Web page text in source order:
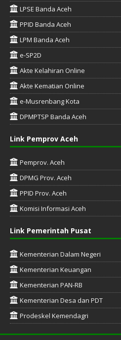
LPSE Banda Aceh
PPID Banda Aceh
LPM Banda Aceh
e-SP2D
Akte Kelahiran Online
Akte Kematian Online
e-Musrenbang Kota
DPMPTSP Banda Aceh
Link Pemprov Aceh
Pemprov. Aceh
DPMG Prov. Aceh
PPID Prov. Aceh
Komisi Informasi Aceh
Link Pemerintah Pusat
Kementerian Dalam Negeri
Kementerian Keuangan
Kementerian PAN-RB
Kementerian Desa dan PDT
Prodeskel Kemendagri